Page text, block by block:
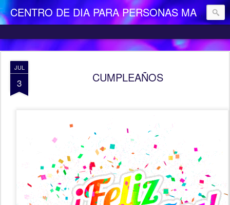
CENTRO DE DIA PARA PERSONAS MAYORES DEPENDIENTES "LA CAMOCHA"
JUL
3 CUMPLEAÑOS